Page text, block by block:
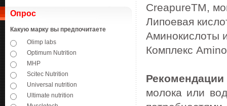
Опрос
Какую марку вы предпочитаете
Olimp labs
Optimum Nutrition
MHP
Scitec Nutrition
Universal nutrition
Ultimate nutrition
CreapureTM,
Липоевая
Аминокислоты
Комплекс
молока или